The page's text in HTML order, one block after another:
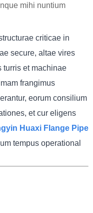
mihi nuntium
criticae in
secure, altae vires
turris et machinae
frangimus
eorum consilium
et cur eligens
Huaxi Flange Pipe
tempus operational